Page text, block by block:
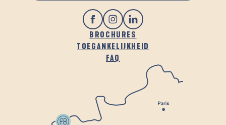
BROCHURES
TOEGANKELIJKHEID
FAQ